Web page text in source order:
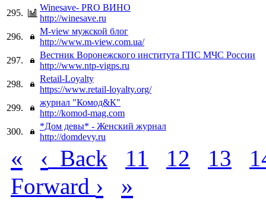
295.
Winesave- PRO ВИНО
http://winesave.ru
296.
M-view мужской блог
http://www.m-view.com.ua/
297.
Вестник Воронежского института ГПС МЧС России
http://www.ntp-vigps.ru
298.
Retail-Loyalty
https://www.retail-loyalty.org/
299.
журнал "Комод&К"
http://komod-mag.com
300.
*Дом девы* - Женский журнал
http://domdevy.ru
« ‹ Back 11 12 13
Forward › »